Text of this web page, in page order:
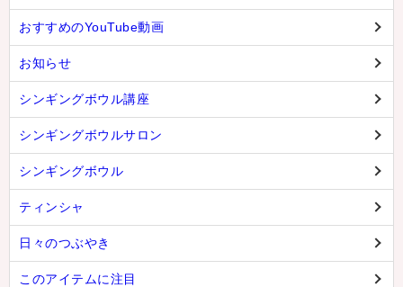
おすすめのYouTube動画
お知らせ
シンギングボウル講座
シンギングボウルサロン
シンギングボウル
ティンシャ
日々のつぶやき
このアイテムに注目